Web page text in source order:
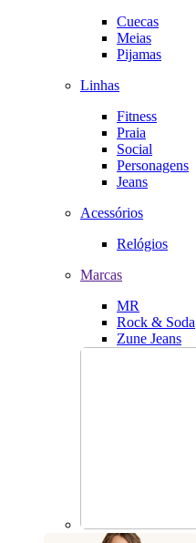
Cuecas
Meias
Pijamas
Linhas
Fitness
Praia
Social
Personagens
Jeans
Acessórios
Relógios
Marcas
MR
Rock & Soda
Zune Jeans